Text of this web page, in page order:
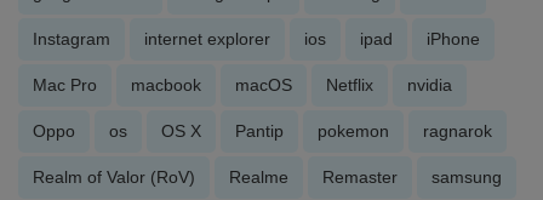
Instagram internet explorer ios ipad iPhone
Mac Pro macbook macOS Netflix nvidia
Oppo os OS X Pantip pokemon ragnarok
Realm of Valor (RoV) Realme Remaster samsung